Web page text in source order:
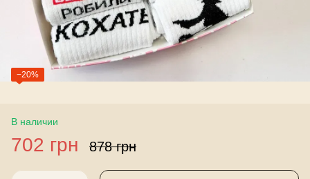
−20%
В наличии
702 грн 878 грн